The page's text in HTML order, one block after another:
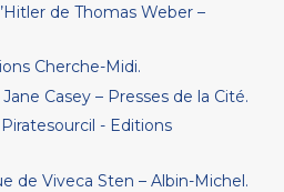
de Thomas Weber –
Cherche-Midi.
Casey – Presses de la Cité.
- Editions
de Viveca Sten – Albin-Michel.